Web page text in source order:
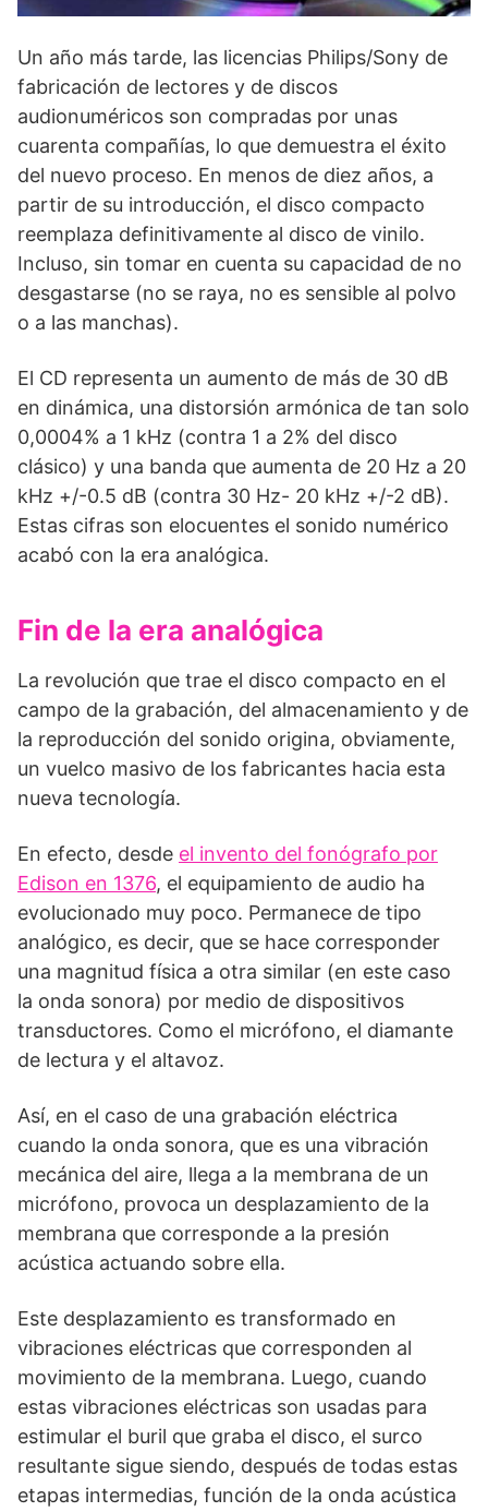
Un año más tarde, las licencias Philips/Sony de
fabricación de lectores y de discos
audionuméricos son compradas por unas
cuarenta compañías, lo que demuestra el éxito
del nuevo proceso. En menos de diez años, a
partir de su introducción, el disco compacto
reemplaza definitivamente al disco de vinilo.
Incluso, sin tomar en cuenta su capacidad de no
desgastarse (no se raya, no es sensible al polvo
o a las manchas).
El CD representa un aumento de más de 30 dB
en dinámica, una distorsión armónica de tan solo
0,0004% a 1 kHz (contra 1 a 2% del disco
clásico) y una banda que aumenta de 20 Hz a 20
kHz +/-0.5 dB (contra 30 Hz- 20 kHz +/-2 dB).
Estas cifras son elocuentes el sonido numérico
acabó con la era analógica.
Fin de la era analógica
La revolución que trae el disco compacto en el
campo de la grabación, del almacenamiento y de
la reproducción del sonido origina, obviamente,
un vuelco masivo de los fabricantes hacia esta
nueva tecnología.
En efecto, desde el invento del fonógrafo por
Edison en 1376, el equipamiento de audio ha
evolucionado muy poco. Permanece de tipo
analógico, es decir, que se hace corresponder
una magnitud física a otra similar (en este caso
la onda sonora) por medio de dispositivos
transductores. Como el micrófono, el diamante
de lectura y el altavoz.
Así, en el caso de una grabación eléctrica
cuando la onda sonora, que es una vibración
mecánica del aire, llega a la membrana de un
micrófono, provoca un desplazamiento de la
membrana que corresponde a la presión
acústica actuando sobre ella.
Este desplazamiento es transformado en
vibraciones eléctricas que corresponden al
movimiento de la membrana. Luego, cuando
estas vibraciones eléctricas son usadas para
estimular el buril que graba el disco, el surco
resultante sigue siendo, después de todas estas
etapas intermedias, función de la onda acústica